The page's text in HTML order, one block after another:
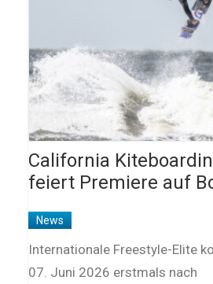
California
feiert Premiere auf
News
Internationale Freestyle-Elite
07. Juni 2026 erstmals nach